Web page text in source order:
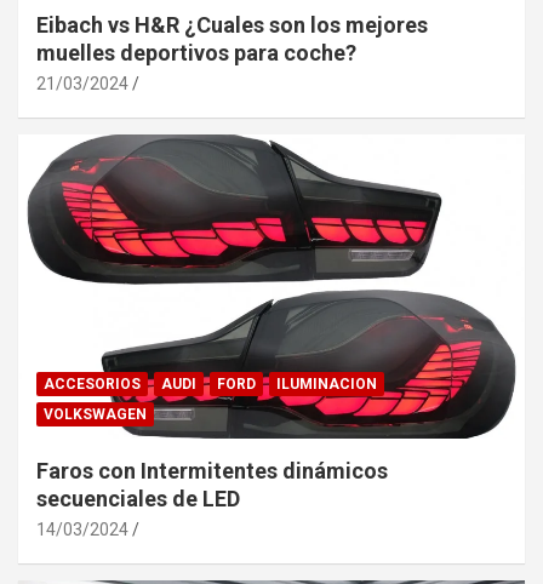
Eibach vs H&R ¿Cuales son los mejores
muelles deportivos para coche?
21/03/2024
ACCESORIOS AUDI FORD
ILUMINACION
VOLKSWAGEN
Faros con Intermitentes dinámicos
secuenciales de LED
14/03/2024